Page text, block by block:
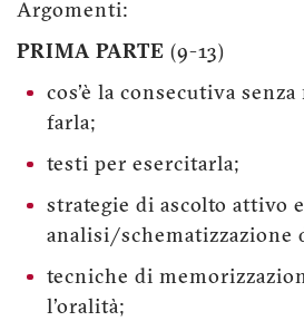
Argomenti:
PRIMA PARTE (9-13)
cos'è la consecutiva senza
farla;
testi per esercitarla;
strategie di ascolto attivo e
analisi/schematizzazione
tecniche di
l'oralità;